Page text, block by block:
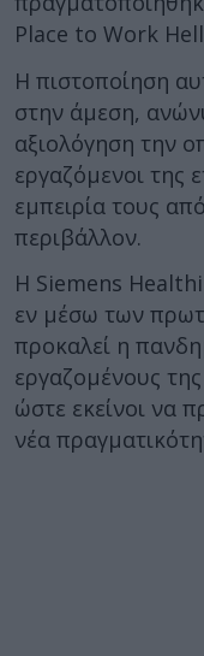
Place to Work
Η πιστοποίηση
στην άμεση,
αξιολόγηση την
εργαζόμενοι της
εμπειρία τους
περιβάλλον.
Η Siemens
εν μέσω των
προκαλεί η
εργαζομένους
ώστε εκείνοι να
νέα